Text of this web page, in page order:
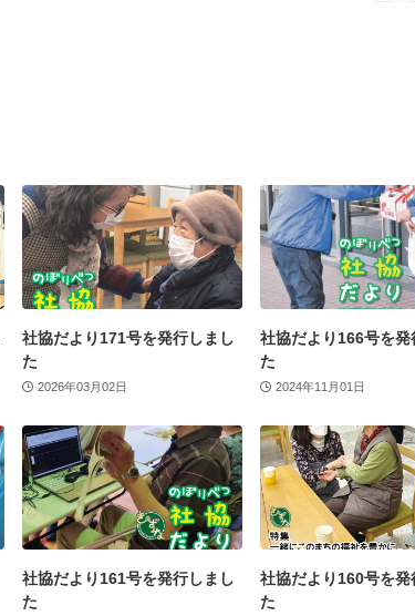
社協だより171号を発行しまし
た
2026年03月02日
社協だより166号を発
た
2024年11月01日
社協だより161号を発行しまし
た
社協だより160号を発
た